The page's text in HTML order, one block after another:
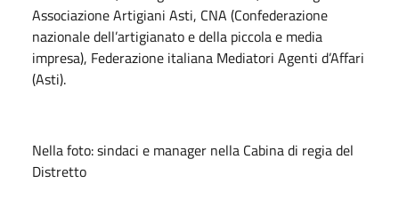
Associazione Artigiani Asti, CNA (Confederazione
nazionale dell’artigianato e della piccola e media
impresa), Federazione italiana Mediatori Agenti d’Affari
(Asti).
Nella foto: sindaci e manager nella Cabina di regia del
Distretto